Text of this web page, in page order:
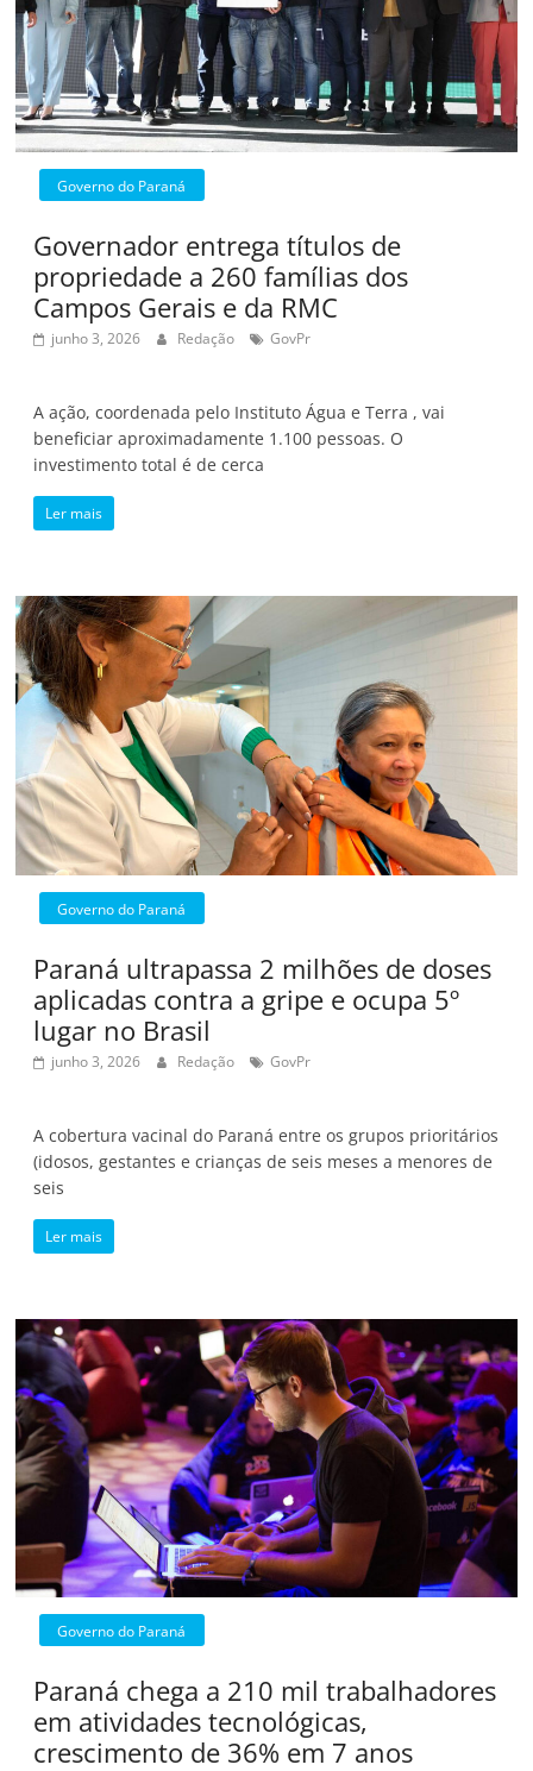
Governo do Paraná
Governador entrega títulos de
propriedade a 260 famílias dos
Campos Gerais e da RMC
junho 3, 2026 Redação GovPr
A ação, coordenada pelo Instituto Água e Terra , vai
beneficiar aproximadamente 1.100 pessoas. O
investimento total é de cerca
Ler mais
Governo do Paraná
Paraná ultrapassa 2 milhões de doses
aplicadas contra a gripe e ocupa 5º
lugar no Brasil
junho 3, 2026 Redação GovPr
A cobertura vacinal do Paraná entre os grupos prioritários
(idosos, gestantes e crianças de seis meses a menores de
seis
Ler mais
Governo do Paraná
Paraná chega a 210 mil trabalhadores
em atividades tecnológicas,
crescimento de 36% em 7 anos